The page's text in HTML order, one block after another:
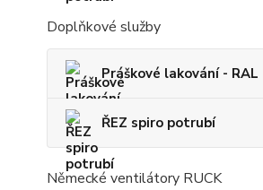
Doplňkové služby
Práškové lakování - RAL
ŘEZ spiro potrubí
Německé ventilátory RUCK